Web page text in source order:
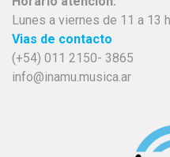
Lunes a viernes de 11 a 13
Vias de contacto
(+54) 011 2150- 3865
info@inamu.musica.ar